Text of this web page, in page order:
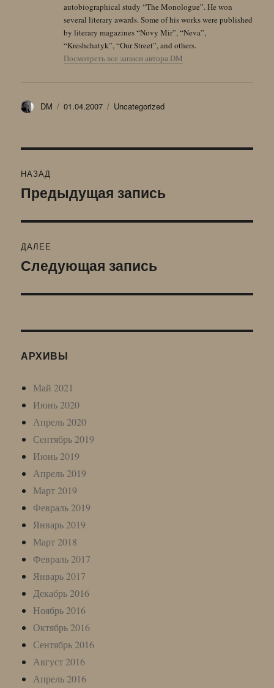
autobiographical study “The Monologue”. He won
several literary awards. Some of his works were published
by literary magazines “Novy Mir”, “Neva”,
“Kreshchatyk”, “Our Street”, and others.
Посмотреть все записи автора DM
Автор
DM Опубликовано
01.04.2007 Рубрики
Uncategorized
по
НАЗАД
Предыдущая
Предыдущая запись
ДАЛЕЕ
Следующая
Следующая запись
АРХИВЫ
Май 2021
Июнь 2020
Апрель 2020
Сентябрь 2019
Июнь 2019
Апрель 2019
Март 2019
Февраль 2019
Январь 2019
Март 2018
Февраль 2017
Январь 2017
Декабрь 2016
Ноябрь 2016
Октябрь 2016
Сентябрь 2016
Август 2016
Апрель 2016